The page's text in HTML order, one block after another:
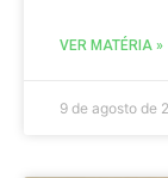
VER MATÉRIA »
9 de agosto de